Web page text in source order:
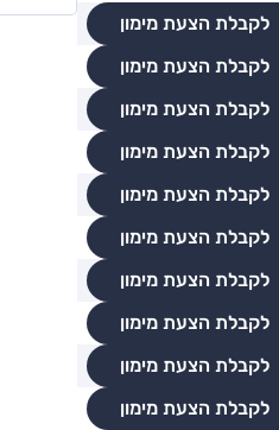
לקבלת הצעת מימון
לקבלת הצעת מימון
לקבלת הצעת מימון
לקבלת הצעת מימון
לקבלת הצעת מימון
לקבלת הצעת מימון
לקבלת הצעת מימון
לקבלת הצעת מימון
לקבלת הצעת מימון
לקבלת הצעת מימון